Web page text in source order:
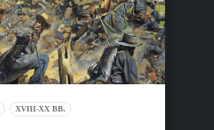
XVIII-XX ВВ.